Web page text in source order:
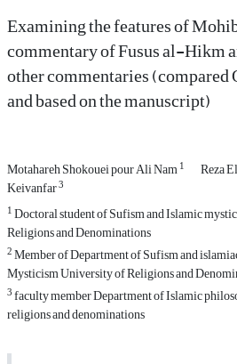
Examining the features of
commentary of Fusus al-Hikm
other commentaries
and based on the manuscript)
Motahareh Shokouei pour Ali Nam1 Reza
Keivanfar3
1Doctoral student of Sufism and Islamic
Religions and Denominations
2Member of Department of Sufism and
Mysticism University of Religions and
3faculty member Department of Islamic
religions and denominations